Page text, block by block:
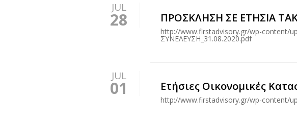
JUL
28 ΠΡΟΣΚΛΗΣΗ ΣΕ ΕΤΗΣΙΑ
http://www.firstadvisory.gr/wp-content/
ΣΥΝΕΛΕΥΣΗ_31.08.2020.pdf
JUL
01 Ετήσιες Οικονομικές
http://www.firstadvisory.gr/wp-content/